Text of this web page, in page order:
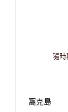
隨
窩克島